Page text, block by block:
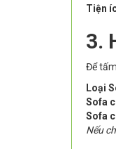
Tiện
3.
Để
Loại
Sofa
Sofa
Nếu